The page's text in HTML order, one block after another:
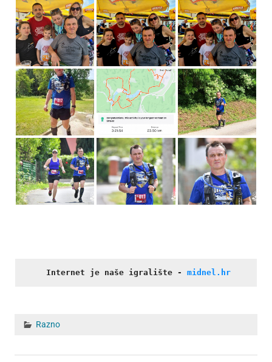
Internet je naše igralište - midnel.hr
Razno